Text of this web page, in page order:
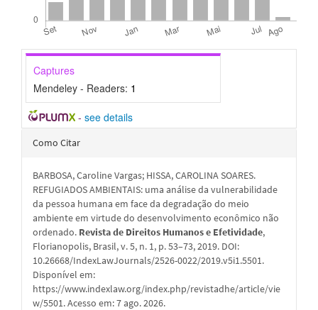
Captures
Mendeley - Readers: 1
- see details
Detalhes
artigo
Como Citar
BARBOSA, Caroline Vargas; HISSA, CAROLINA SOARES.
REFUGIADOS AMBIENTAIS: uma análise da vulnerabilidade
da pessoa humana em face da degradação do meio
ambiente em virtude do desenvolvimento econômico não
ordenado. Revista de Direitos Humanos e Efetividade,
Florianopolis, Brasil, v. 5, n. 1, p. 53–73, 2019. DOI:
10.26668/IndexLawJournals/2526-0022/2019.v5i1.5501.
Disponível em:
https://www.indexlaw.org/index.php/revistadhe/article/vie
w/5501. Acesso em: 7 ago. 2026.